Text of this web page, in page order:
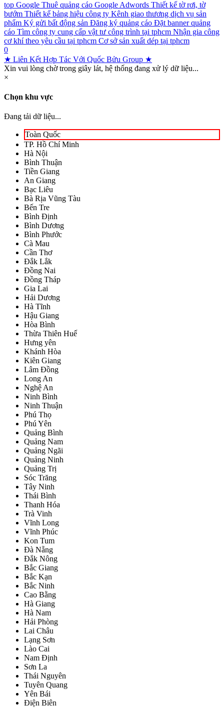
top Google Thuê quảng cáo Google Adwords Thiết kế tờ rơi, tờ
bướm Thiết kế bảng hiệu công ty Kênh giao thương dịch vụ sản
phẩm Ký gửi bất động sản Đăng ký quảng cáo Đặt banner quảng
cáo Tìm công ty cung cấp vật tư công trình tại tphcm Nhận gia công
cơ khí theo yêu cầu tại tphcm Cơ sở sản xuất dép tại tphcm
0
★ Liên Kết Hợp Tác Với Quốc Bửu Group ★
Xin vui lòng chờ trong giây lát, hệ thống đang xử lý dữ liệu...
×
Chọn khu vực
Đang tải dữ liệu...
Toàn Quốc
TP. Hồ Chí Minh
Hà Nội
Bình Thuận
Tiền Giang
An Giang
Bạc Liêu
Bà Rịa Vũng Tàu
Bến Tre
Bình Định
Bình Dương
Bình Phước
Cà Mau
Cần Thơ
Đắk Lắk
Đồng Nai
Đồng Tháp
Gia Lai
Hải Dương
Hà Tĩnh
Hậu Giang
Hòa Bình
Thừa Thiên Huế
Hưng yên
Khánh Hòa
Kiên Giang
Lâm Đồng
Long An
Nghệ An
Ninh Bình
Ninh Thuận
Phú Thọ
Phú Yên
Quảng Bình
Quảng Nam
Quảng Ngãi
Quảng Ninh
Quảng Trị
Sóc Trăng
Tây Ninh
Thái Bình
Thanh Hóa
Trà Vinh
Vĩnh Long
Vĩnh Phúc
Kon Tum
Đà Nẵng
Đắk Nông
Bắc Giang
Bắc Kạn
Bắc Ninh
Cao Bằng
Hà Giang
Hà Nam
Hải Phòng
Lai Châu
Lạng Sơn
Lào Cai
Nam Định
Sơn La
Thái Nguyên
Tuyên Quang
Yên Bái
Điện Biên